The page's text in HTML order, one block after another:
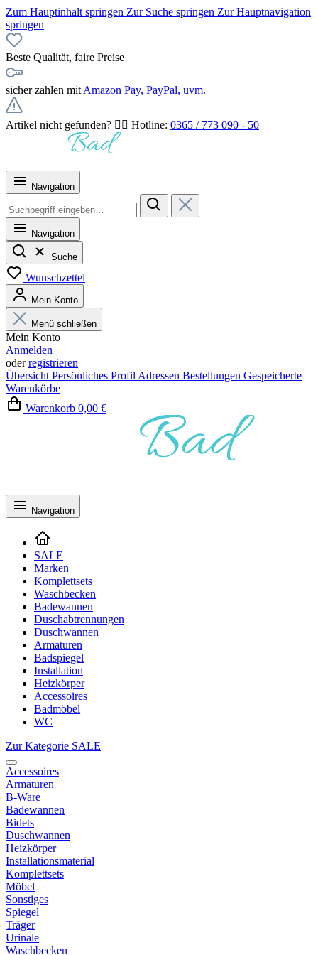
Zum Hauptinhalt springen Zur Suche springen Zur Hauptnavigation
springen
Beste Qualität, faire Preise
sicher zahlen mit Amazon Pay, PayPal, uvm.
Artikel nicht gefunden? 👉🏻 Hotline: 0365 / 773 090 - 50
Navigation
Navigation
Suche
Wunschzettel
Mein Konto
Menü schließen
Mein Konto
Anmelden
oderregistrieren
Übersicht Persönliches Profil Adressen Bestellungen Gespeicherte
Warenkörbe
Warenkorb 0,00 €
Navigation
SALE
Marken
Komplettsets
Waschbecken
Badewannen
Duschabtrennungen
Duschwannen
Armaturen
Badspiegel
Installation
Heizkörper
Accessoires
Badmöbel
WC
Zur Kategorie SALE
Accessoires
Armaturen
B-Ware
Badewannen
Bidets
Duschwannen
Heizkörper
Installationsmaterial
Komplettsets
Möbel
Sonstiges
Spiegel
Träger
Urinale
Waschbecken